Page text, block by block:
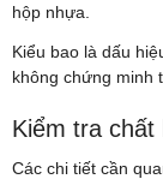
hộp nhựa.
Kiểu bao là dấu
không chứng minh
Kiểm tra
Các chi tiết cần